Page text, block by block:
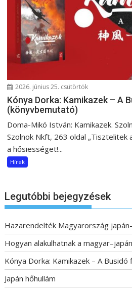
2026. június 25. csütörtök
Kónya Dorka: Kamikazek – A
(könyvbemutató)
Doma-Mikó István: Kamikazek.
Szolnok Nkft, 263 oldal
a hősiességet!...
Hírek
Legutóbbi bejegyzések
Hazarendelték Magyarország
Hogyan alakulhatnak a
Kónya Dorka: Kamikazek – A
Japán hőhullám